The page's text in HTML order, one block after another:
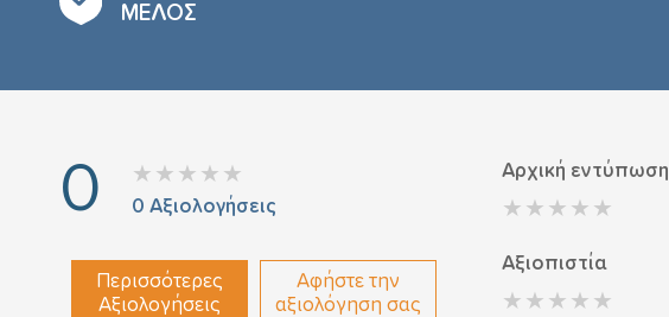
ΜΕΛΟΣ
0 0 Αξιολογήσεις
Περισσότερες
Αξιολογήσεις
Αφήστε την
αξιολόγηση σας
Αρχική εντύπωση
Αξιοπιστία